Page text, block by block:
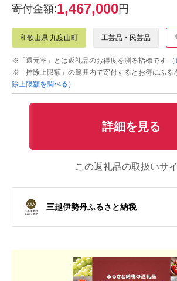
寄付金額:1,467,000円
和歌山県 九度山町 工芸品・民芸品
※「還元率」とは返礼品のお得度を測る指標です
※「控除上限額」の範囲内で寄付するとお得にふる
除上限額を調べる）
詳細を見る
この返礼品の取扱いサ
三越伊勢丹ふるさと納税